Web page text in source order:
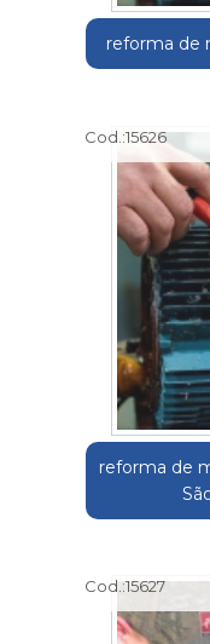
reforma de
Cod.:15626
reforma de
Cod.:15627